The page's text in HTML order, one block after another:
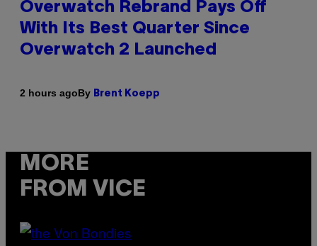
Overwatch Rebrand Pays Off
With Its Best Quarter Since
Overwatch 2 Launched
2 hours agoBy Brent Koepp
MORE
FROM VICE